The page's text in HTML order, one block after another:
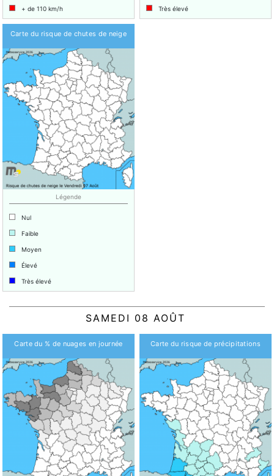
+ de 110 km/h Très élevé
Carte du risque de chutes de neige
Légende
Nul
Faible
Moyen
Élevé
Très élevé
SAMEDI 08 AOÛT
Carte du % de nuages en journée Carte du risque de précipitations